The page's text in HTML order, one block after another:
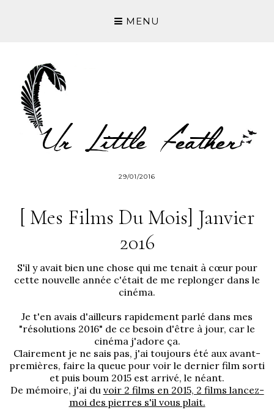
MENU
29/01/2016
[ Mes Films Du Mois] Janvier
2016
S'il y avait bien une chose qui me tenait à cœur pour
cette nouvelle année c'était de me replonger dans le
cinéma.
Je t'en avais d'ailleurs rapidement parlé dans mes
"résolutions 2016" de ce besoin d'être à jour, car le
cinéma j'adore ça.
Clairement je ne sais pas, j'ai toujours été aux avant-
premières, faire la queue pour voir le dernier film sorti
et puis boum 2015 est arrivé, le néant.
De mémoire, j'ai du voir 2 films en 2015, 2 films lancez-
moi des pierres s'il vous plait.